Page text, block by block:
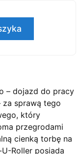
– dojazd do pracy
za sprawą tego
który
przegrodami
cienką torbę na
Roller posiada